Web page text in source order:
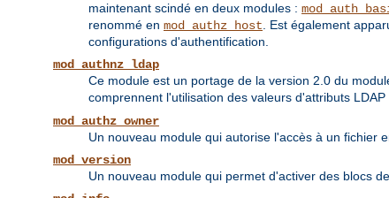
maintenant scindé en deux modules :
renommé en mod_authz_host . Est également
configurations d'authentification.
mod_authnz_ldap
Ce module est un portage de la version 2.0 du
comprennent l'utilisation des valeurs d'attributs
mod_authz_owner
Un nouveau module qui autorise l'accès à un fichier
mod_version
Un nouveau module qui permet d'activer des blocs